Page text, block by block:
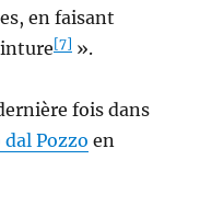
en faisant
[7] ».
fois dans
dal Pozzo en